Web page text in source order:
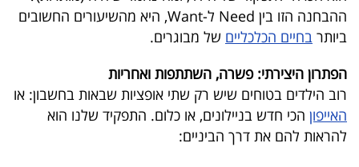
ההבחנה הזו בין Need ל-Want, היא מהשיעורים החשובים
ביותר בחיים הכלכליים של מבוגרים.
הפתרון היצירתי: פשרה, השתתפות ואחריות
רוב הילדים בטוחים שיש רק שתי אופציות שבאות בחשבון: או
האייפון הכי חדש בניילונים, או כלום. התפקיד שלנו הוא
להראות להם את דרך הביניים: